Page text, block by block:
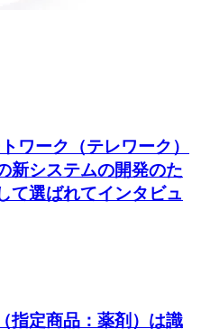
ワーク（テレワーク）
新システムの開発のた
て選ばれてインタビュ
指定商品：薬剤）は識